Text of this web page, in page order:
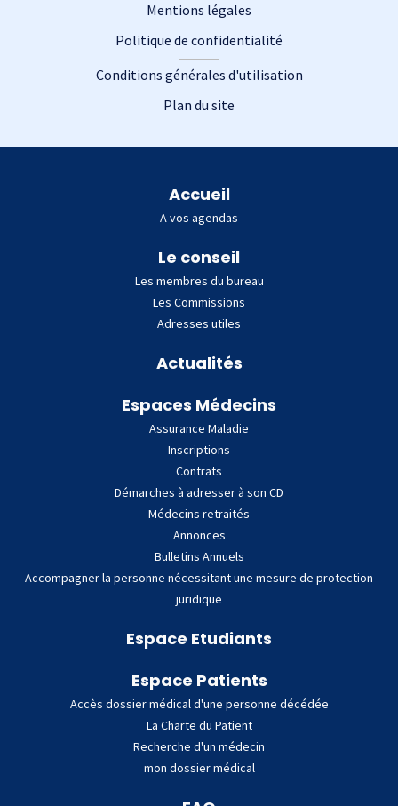
Mentions légales
Politique de confidentialité
Conditions générales d'utilisation
Plan du site
Accueil
A vos agendas
Le conseil
Les membres du bureau
Les Commissions
Adresses utiles
Actualités
Espaces Médecins
Assurance Maladie
Inscriptions
Contrats
Démarches à adresser à son CD
Médecins retraités
Annonces
Bulletins Annuels
Accompagner la personne nécessitant une mesure de protection
juridique
Espace Etudiants
Espace Patients
Accès dossier médical d'une personne décédée
La Charte du Patient
Recherche d'un médecin
mon dossier médical